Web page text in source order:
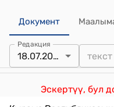
Документ
Редакция
18.07.2025
Эскертүү, бул